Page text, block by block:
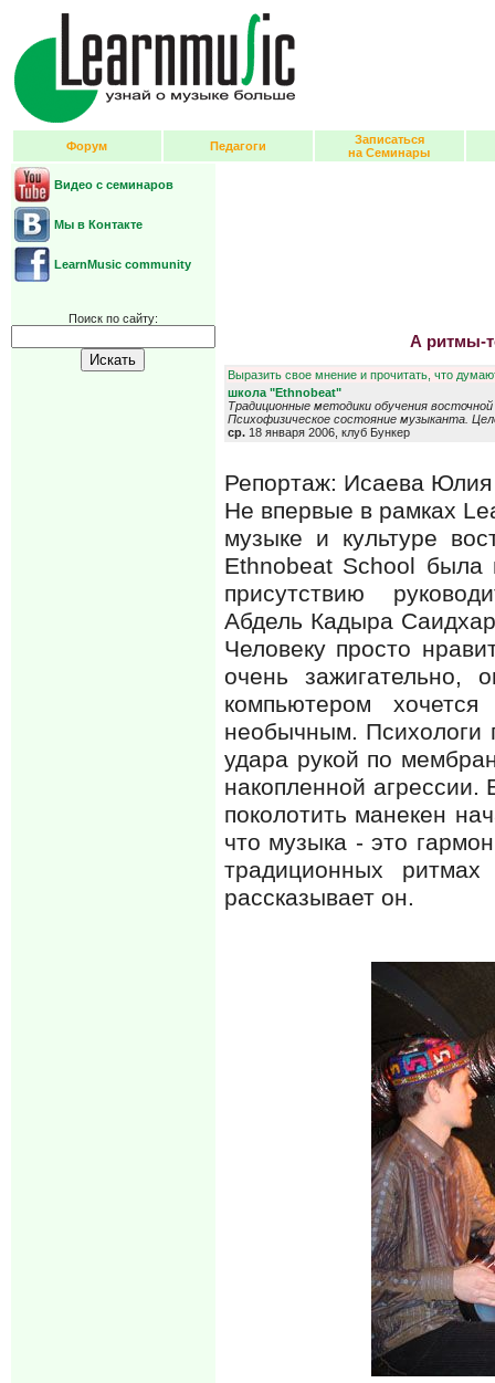
Форум Педагоги
Записаться
на Семинары
Видео с семинаров
Мы в Контакте
LearnMusic community
Поиск по сайту:
А ритмы-
Выразить свое мнение и прочитать, что
школа "Ethnobeat"
Традиционные методики обучения восточной
Психофизическое состояние музыканта.
ср.18 января 2006, клуб Бункер
Репортаж: Исаева Юлия
Не впервые в рамках
музыке и культуре
Ethnobeat School была
присутствию
Абдель Кадыра
Человеку просто
очень
компьютером хочется
необычным. Психологи
удара рукой по
накопленной
поколотить манекен
что музыка - это
традиционных
рассказывает он.